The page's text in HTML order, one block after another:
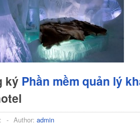
ký Phần mềm quản lý
- Author: admin